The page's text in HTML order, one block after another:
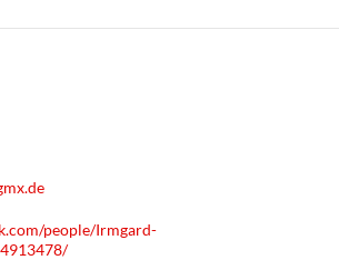
people/Irmgard-